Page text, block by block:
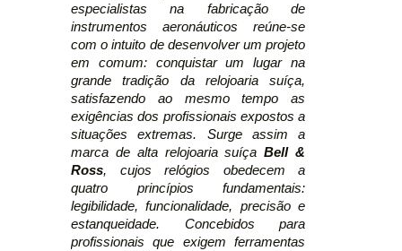
especialistas na fabricação de
instrumentos aeronáuticos reúne-se
com o intuito de desenvolver um projeto
em comum: conquistar um lugar na
grande tradição da relojoaria suíça,
satisfazendo ao mesmo tempo as
exigências dos profissionais expostos a
situações extremas. Surge assim a
marca de alta relojoaria suíçaBell &
Ross, cujos relógios obedecem a
quatro princípios fundamentais:
legibilidade, funcionalidade, precisão e
estanqueidade. Concebidos para
profissionais que exigem ferramentas